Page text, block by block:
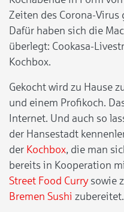
Zeiten des Corona-
Dafür haben sich die
überlegt: Cookasa-
Kochbox.
Gekocht wird zu Hause
und einem Profikoch.
Internet. Und auch so
der Hansestadt
der Kochbox, die man
bereits in Kooperation
Street Food Currysowie
Bremen Sushi zubereitet.